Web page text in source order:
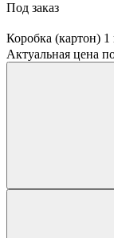
Под заказ
Коробка (картон)
Актуальная цена